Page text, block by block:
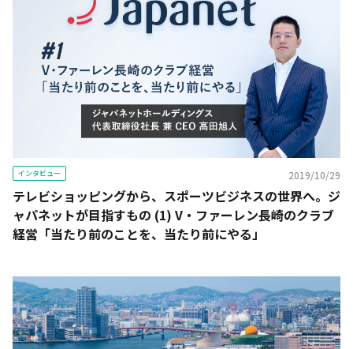
インタビュー 2019/10/29
テレビショッピングから、スポーツビジネスの世界へ。ジ
ャパネットが目指すもの (1) V・ファーレン長崎のクラブ
経営「当たり前のことを、当たり前にやる」